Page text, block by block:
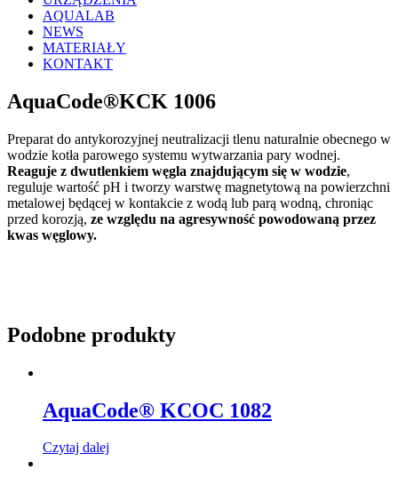
AQUALAB
NEWS
MATERIAŁY
KONTAKT
AquaCode®KCK 1006
Preparat do antykorozyjnej neutralizacji tlenu naturalnie obecnego w
wodzie kotła parowego systemu wytwarzania pary wodnej.
Reaguje z dwutlenkiem węgla znajdującym się w wodzie,
reguluje wartość pH i tworzy warstwę magnetytową na powierzchni
metalowej będącej w kontakcie z wodą lub parą wodną, chroniąc
przed korozją, ze względu na agresywność powodowaną przez
kwas węglowy.
Podobne produkty
AquaCode® KCOC 1082
Czytaj dalej